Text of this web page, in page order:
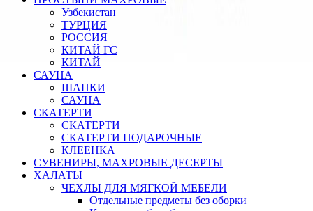
Узбекистан
ТУРЦИЯ
РОССИЯ
КИТАЙ ГС
КИТАЙ
САУНА
ШАПКИ
САУНА
СКАТЕРТИ
СКАТЕРТИ
СКАТЕРТИ ПОДАРОЧНЫЕ
КЛЕЕНКА
СУВЕНИРЫ, МАХРОВЫЕ ДЕСЕРТЫ
ХАЛАТЫ
ЧЕХЛЫ ДЛЯ МЯГКОЙ МЕБЕЛИ
Отдельные предметы без оборки